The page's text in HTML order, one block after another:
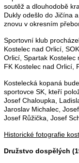
soutěž a dlouhodobě
Dukly odešlo do Jičína
znovu v okresním
Sportovní klub
Kostelec nad Orlicí,
Orlicí, Spartak Kostelec
FK Kostelec nad Orlicí,
Kostelecká kopaná
sportovce SK, kteří
Josef Chaloupka,
Jaroslav Michalec,
Josef Růžička, Josef
Historické fotografie
Družstvo dospělých